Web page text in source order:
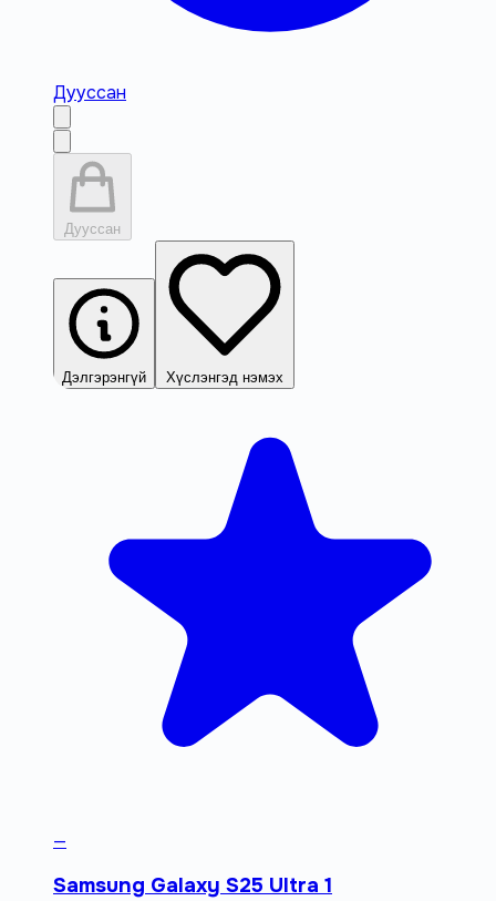
Дууссан
Дууссан
Дэлгэрэнгүй Хүслэнгэд нэмэх
—
Samsung Galaxy S25 Ultra 1